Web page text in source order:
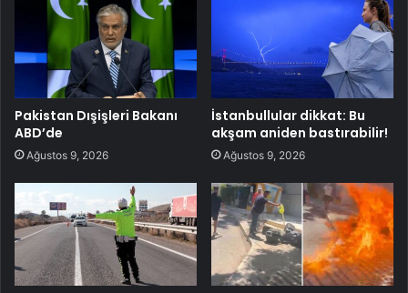
Pakistan Dışişleri Bakanı
ABD’de
Ağustos 9, 2026
İstanbullular dikkat: Bu
akşam aniden bastırabilir!
Ağustos 9, 2026